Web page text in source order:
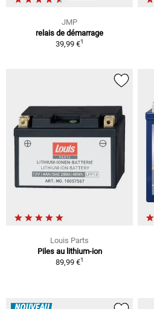
JMP
relais de démarrage
39,99 €1
Louis Parts
Piles au lithium-ion
89,99 €1